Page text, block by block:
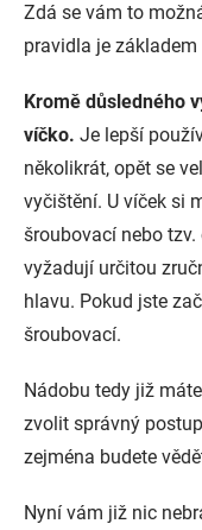
Zdá se vám to
pravidla je základem
Kromě důsledného
víčko. Je lepší
několikrát, opět se
vyčištění. U víček si
šroubovací nebo
vyžadují určitou
hlavu. Pokud jste
šroubovací.
Nádobu tedy již
zvolit správný
zejména budete
Nyní vám již nic